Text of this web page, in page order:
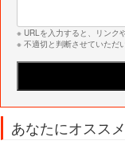
※ URLを入力すると、リンク
※ 不適切と判断させていただ
あなたにオスス